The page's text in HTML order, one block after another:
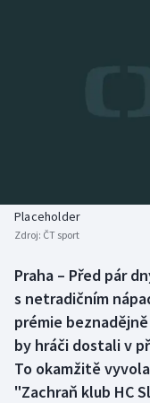
Biatlon
Box
Curling
Dostihy
Aplikace ČT sport
Placeholder
Zdroj: ČT sport
Praha – Před pár
s netradičním
prémie
by hráči dostali v
To okamžitě
"Zachraň klub HC